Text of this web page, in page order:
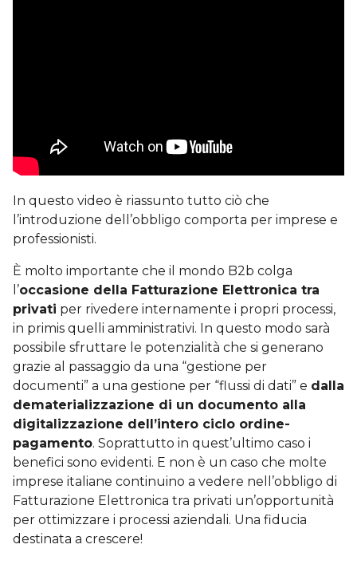
In questo video è riassunto tutto ciò che
l’introduzione dell’obbligo comporta per imprese e
professionisti.
È molto importante che il mondo B2b colga
l’occasione della Fatturazione Elettronica tra
privati per rivedere internamente i propri processi,
in primis quelli amministrativi. In questo modo sarà
possibile sfruttare le potenzialità che si generano
grazie al passaggio da una “gestione per
documenti” a una gestione per “flussi di dati” e dalla
dematerializzazione di un documento alla
digitalizzazione dell’intero ciclo ordine-
pagamento. Soprattutto in quest’ultimo caso i
benefici sono evidenti. E non è un caso che molte
imprese italiane continuino a vedere nell’obbligo di
Fatturazione Elettronica tra privati un’opportunità
per ottimizzare i processi aziendali. Una fiducia
destinata a crescere!